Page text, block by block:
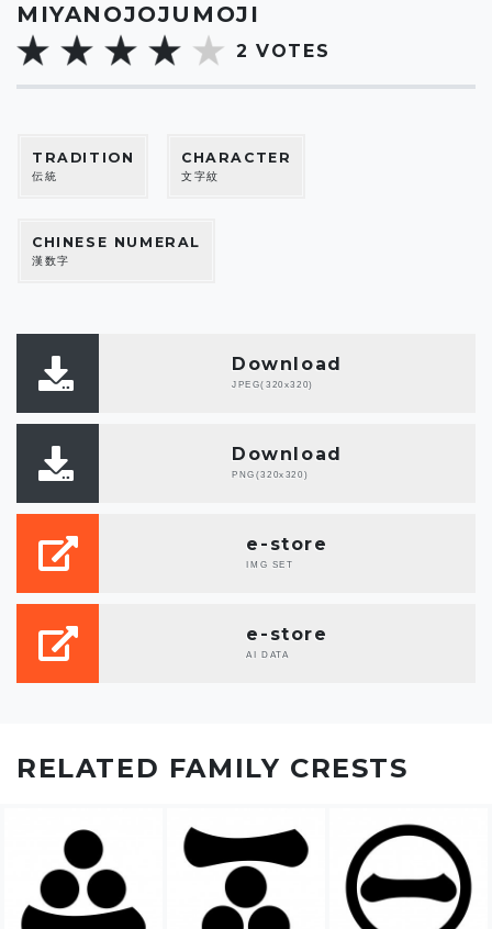
MIYANOJOJUMOJI
2 VOTES
TRADITION
伝統
CHARACTER
文字紋
CHINESE NUMERAL
漢数字
Download
JPEG(320x320)
Download
PNG(320x320)
e-store
IMG SET
e-store
AI DATA
RELATED FAMILY CRESTS